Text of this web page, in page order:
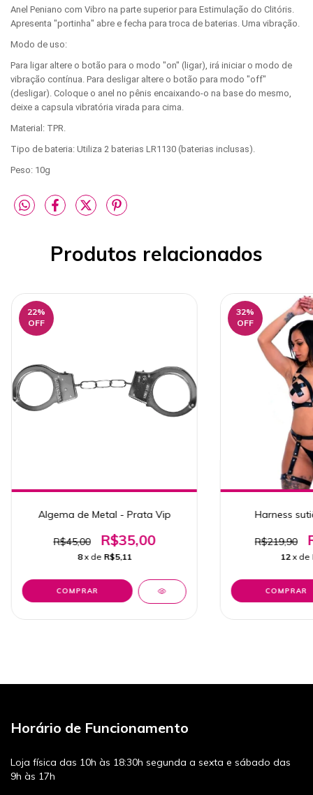
Anel Peniano com Vibro na parte superior para Estimulação do Clitóris.
Apresenta "portinha" abre e fecha para troca de baterias. Uma vibração.
Modo de uso:
Para ligar altere o botão para o modo "on" (ligar), irá iniciar o modo de
vibração contínua. Para desligar altere o botão para modo "off"
(desligar). Coloque o anel no pênis encaixando-o na base do mesmo,
deixe a capsula vibratória virada para cima.
Material: TPR.
Tipo de bateria: Utiliza 2 baterias LR1130 (baterias inclusas).
Peso: 10g
Produtos relacionados
22%
OFF
Algema de Metal - Prata Vip
R$45,00 R$35,00
8 x de R$5,11
32%
OFF
Harness
R$219,90
12 x de
Horário de Funcionamento
Loja física das 10h às 18:30h segunda a sexta e sábado das
9h às 17h